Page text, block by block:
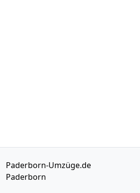
Paderborn-Umzüge.de
Paderborn